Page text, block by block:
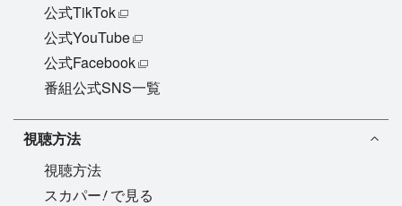
公式TikTok
公式YouTube
公式Facebook
番組公式SNS一覧
視聴方法
視聴方法
スカパー!で見る